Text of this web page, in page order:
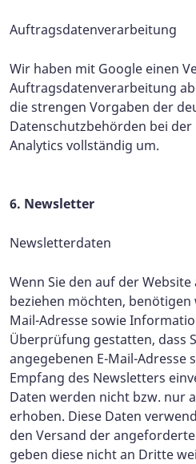
Auftragsdatenverarbeitung
Wir haben mit Google einen
Auftragsdatenverarbeitung
die strengen Vorgaben der
Datenschutzbehörden bei
Analytics vollständig um.
6. Newsletter
Newsletterdaten
Wenn Sie den auf der
beziehen möchten, benötigen
Mail-Adresse sowie
Überprüfung gestatten, dass
angegebenen E-Mail-Adresse
Empfang des Newsletters
Daten werden nicht bzw. nur
erhoben. Diese Daten
den Versand der
geben diese nicht an Dritte